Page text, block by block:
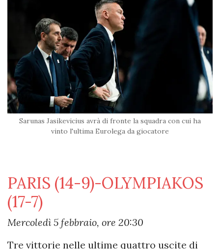
Sarunas Jasikevicius avrà di fronte la squadra con cui ha
vinto l'ultima Eurolega da giocatore
PARIS (14-9)-OLYMPIAKOS
(17-7)
Mercoledì 5 febbraio, ore 20:30
Tre vittorie nelle ultime quattro uscite di